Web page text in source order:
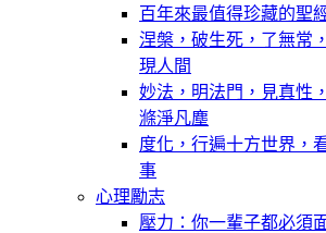
百年來最值得珍藏的聖
涅槃，破生死，了無常
現人間
妙法，明法門，見真性
滌淨凡塵
度化，行遍十方世界，
事
心理勵志
壓力：你一輩子都必須